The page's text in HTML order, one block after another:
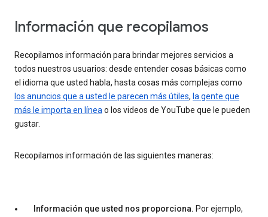
Información que recopilamos
Recopilamos información para brindar mejores servicios a
todos nuestros usuarios: desde entender cosas básicas como
el idioma que usted habla, hasta cosas más complejas como
los anuncios que a usted le parecen más útiles, la gente que
más le importa en líneao los videos de YouTube que le pueden
gustar.
Recopilamos información de las siguientes maneras:
Información que usted nos proporciona. Por ejemplo,